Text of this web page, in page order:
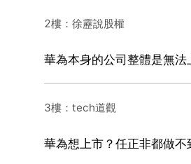
2樓：徐靂說股權
華為本身的公司整體是無
3樓：tech道觀
華為想上市？任正非都做不